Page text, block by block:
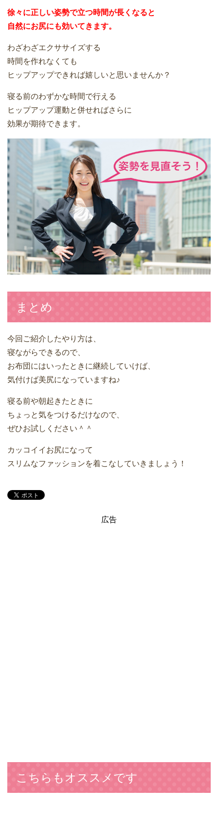
徐々に正しい姿勢で立つ時間が長くなると
自然にお尻にも効いてきます。
わざわざエクササイズする
時間を作れなくても
ヒップアップできれば嬉しいと思いませんか？
寝る前のわずかな時間で行える
ヒップアップ運動と併せればさらに
効果が期待できます。
まとめ
今回ご紹介したやり方は、
寝ながらできるので、
お布団にはいったときに継続していけば、
気付けば美尻になっていますね♪
寝る前や朝起きたときに
ちょっと気をつけるだけなので、
ぜひお試しください＾＾
カッコイイお尻になって
スリムなファッションを着こなしていきましょう！
広告
こちらもオススメです